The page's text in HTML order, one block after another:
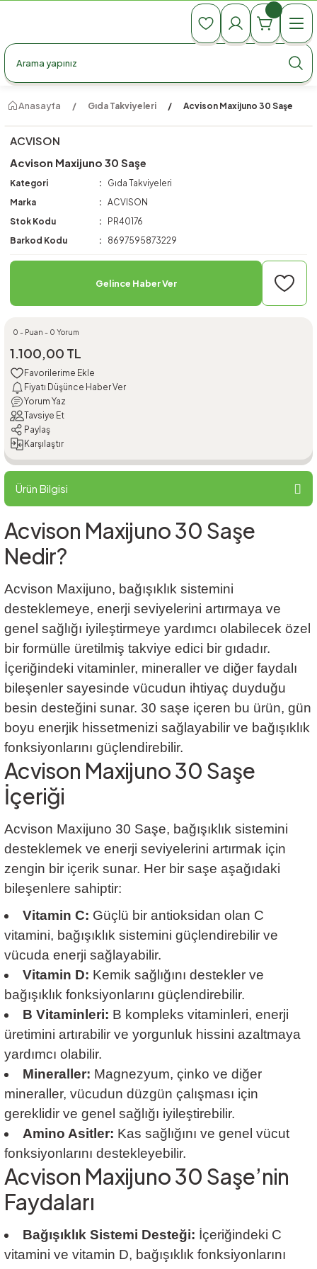
990 TL Üzeri Ücretsiz Kargo
990 TL Üzeri Ücretsiz Kargo
Anasayfa Gıda Takviyeleri Acvison Maxijuno 30 Saşe
ACVISON
Acvison Maxijuno 30 Saşe
Kategori
Gıda Takviyeleri
Marka
ACVISON
Stok Kodu
PR40176
Barkod Kodu
8697595873229
Gelince Haber Ver
0 - Puan - 0 Yorum
1.100,00 TL
Fiyatı Düşünce Haber Ver
Yorum Yaz
Tavsiye Et
Paylaş
Karşılaştır
Ürün Bilgisi
Acvison Maxijuno 30 Saşe
Nedir?
Acvison Maxijuno, bağışıklık sistemini
desteklemeye, enerji seviyelerini artırmaya ve
genel sağlığı iyileştirmeye yardımcı olabilecek özel
bir formülle üretilmiş takviye edici bir gıdadır.
İçeriğindeki vitaminler, mineraller ve diğer faydalı
bileşenler sayesinde vücudun ihtiyaç duyduğu
besin desteğini sunar. 30 saşe içeren bu ürün, gün
boyu enerjik hissetmenizi sağlayabilir ve bağışıklık
fonksiyonlarını güçlendirebilir.
Acvison Maxijuno 30 Saşe
İçeriği
Acvison Maxijuno 30 Saşe, bağışıklık sistemini
desteklemek ve enerji seviyelerini artırmak için
zengin bir içerik sunar. Her bir saşe aşağıdaki
bileşenlere sahiptir:
Vitamin C: Güçlü bir antioksidan olan C
vitamini, bağışıklık sistemini güçlendirebilir ve
vücuda enerji sağlayabilir.
Vitamin D: Kemik sağlığını destekler ve
bağışıklık fonksiyonlarını güçlendirebilir.
B Vitaminleri: B kompleks vitaminleri, enerji
üretimini artırabilir ve yorgunluk hissini azaltmaya
yardımcı olabilir.
Mineraller: Magnezyum, çinko ve diğer
mineraller, vücudun düzgün çalışması için
gereklidir ve genel sağlığı iyileştirebilir.
Amino Asitler: Kas sağlığını ve genel vücut
fonksiyonlarını destekleyebilir.
Acvison Maxijuno 30 Saşe’nin
Faydaları
Bağışıklık Sistemi Desteği: İçeriğindeki C
vitamini ve vitamin D, bağışıklık fonksiyonlarını